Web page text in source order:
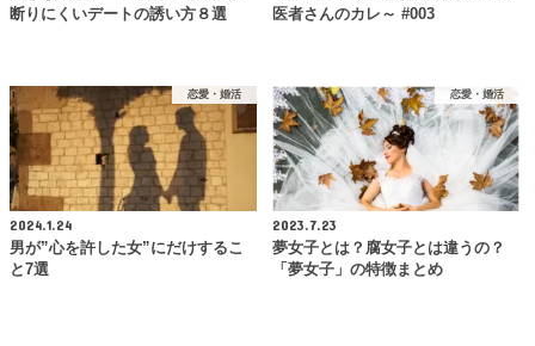
断りにくいデートの誘い方８選
医者さんのカレ～ #003
恋愛・婚活
2024.1.24
男が”心を許した女”にだけするこ
と7選
恋愛・婚活
2023.7.23
夢女子とは？腐女子とは違うの？
「夢女子」の特徴まとめ